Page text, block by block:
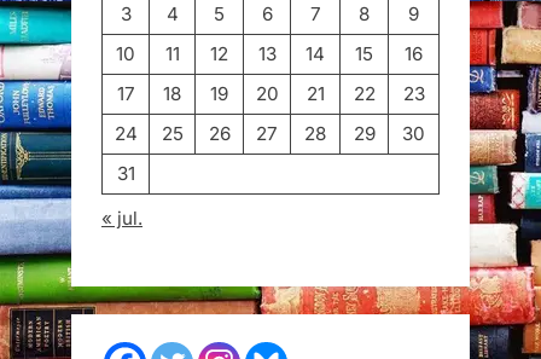
3
4 5 6 7 8
9
10
11 12 13 14 15
16
17
18 19 20 21 22
23
24
25 26 27 28 29
30
31
« jul.